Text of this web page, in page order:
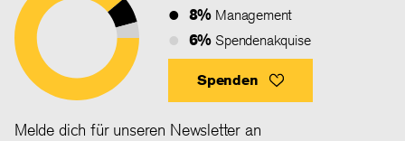
8% Management
6% Spendenakquise
Spenden
Melde dich für unseren Newsletter an